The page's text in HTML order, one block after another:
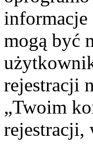
informacje
mogą być
rejestracji
„Twoim
rejestracji,